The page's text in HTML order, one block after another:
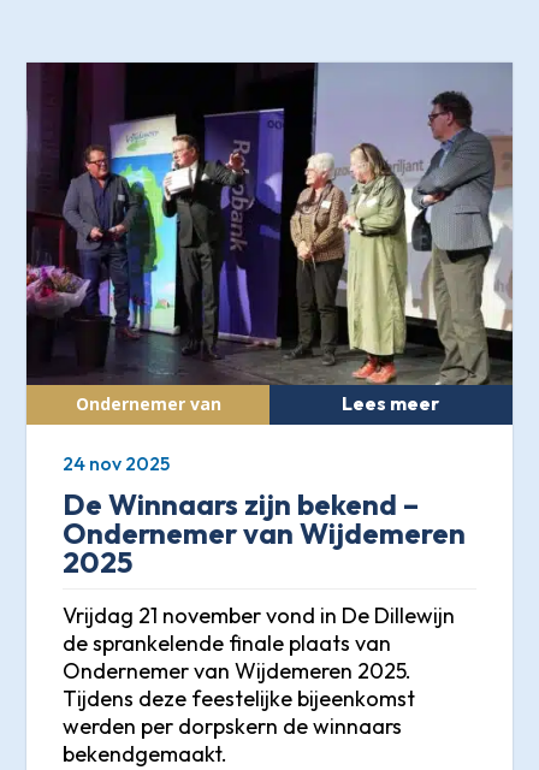
De Winnaars zijn bekend –
Ondernemer van Wijdemeren
2025
Vrijdag 21 november vond in De Dillewijn
de sprankelende finale plaats van
Ondernemer van Wijdemeren 2025.
Tijdens deze feestelijke bijeenkomst
werden per dorpskern de winnaars
bekendgemaakt.
Lees meer
24 nov 2025